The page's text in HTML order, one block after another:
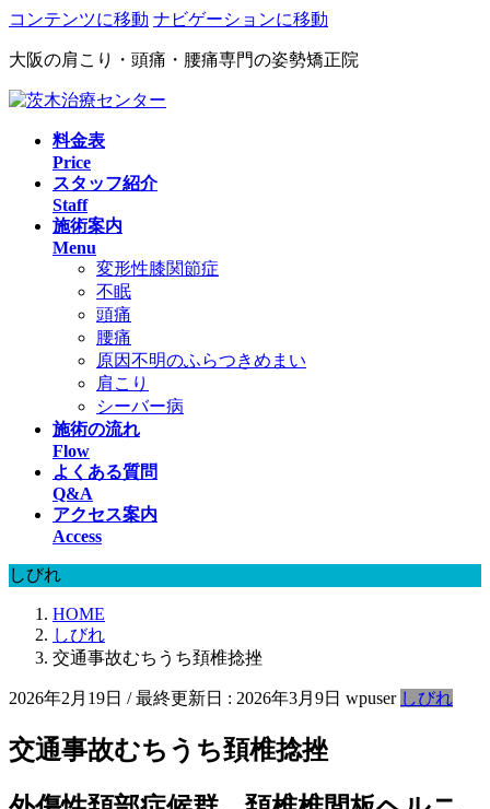
コンテンツに移動 ナビゲーションに移動
大阪の肩こり・頭痛・腰痛専門の姿勢矯正院
料金表
Price
スタッフ紹介
Staff
施術案内
Menu
変形性膝関節症
不眠
頭痛
腰痛
原因不明のふらつきめまい
肩こり
シーバー病
施術の流れ
Flow
よくある質問
Q&A
アクセス案内
Access
しびれ
HOME
しびれ
交通事故むちうち頚椎捻挫
2026年2月19日 / 最終更新日 : 2026年3月9日 wpuser しびれ
交通事故むちうち頚椎捻挫